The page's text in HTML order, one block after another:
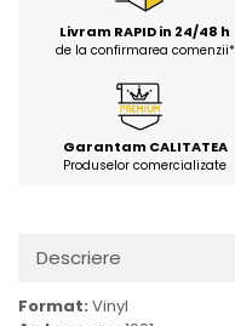
Livram RAPID in 24/48 h
de la confirmarea comenzii*
Garantam CALITATEA
Produselor comercializate
Descriere
Format: Vinyl